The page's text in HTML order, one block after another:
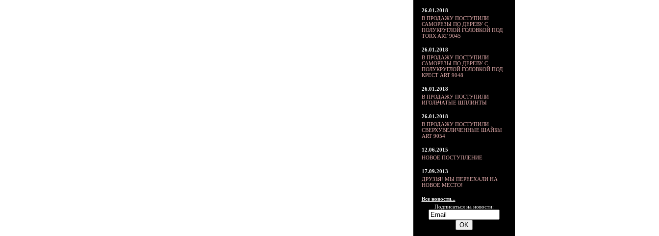
26.01.2018
В ПРОДАЖУ ПОСТУПИЛИ
САМОРЕЗЫ ПО ДЕРЕВУ С
ПОЛУКРУГЛОЙ ГОЛОВКОЙ ПОД
TORX ART 9045
26.01.2018
В ПРОДАЖУ ПОСТУПИЛИ
САМОРЕЗЫ ПО ДЕРЕВУ С
ПОЛУКРУГЛОЙ ГОЛОВКОЙ ПОД
КРЕСТ ART 9048
26.01.2018
В ПРОДАЖУ ПОСТУПИЛИ
ИГОЛЬЧАТЫЕ ШПЛИНТЫ
26.01.2018
В ПРОДАЖУ ПОСТУПИЛИ
СВЕРХУВЕЛИЧЕННЫЕ ШАЙБЫ
ART 9054
12.06.2015
НОВОЕ ПОСТУПЛЕНИЕ
17.09.2013
ДРУЗЬЯ! МЫ ПЕРЕЕХАЛИ НА
НОВОЕ МЕСТО!
Все новости...
Подписаться на новости: